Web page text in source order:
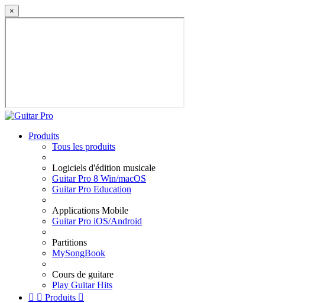
×
Produits
Tous les produits
Logiciels d'édition musicale
Guitar Pro 8 Win/macOS
Guitar Pro Education
Applications Mobile
Guitar Pro iOS/Android
Partitions
MySongBook
Cours de guitare
Play Guitar Hits
  Produits 